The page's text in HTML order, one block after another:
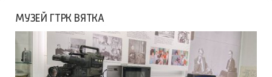
МУЗЕЙ ГТРК ВЯТКА